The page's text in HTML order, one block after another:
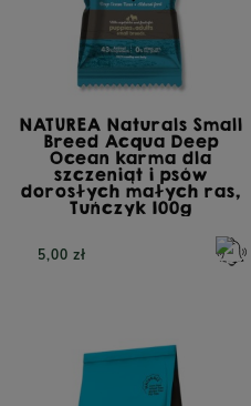
NATUREA Naturals Small
Breed Acqua Deep
Ocean karma dla
szczeniąt i psów
dorosłych małych ras,
Tuńczyk 100g
5,00 zł